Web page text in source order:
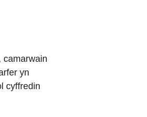
camarwain
yn
cyffredin